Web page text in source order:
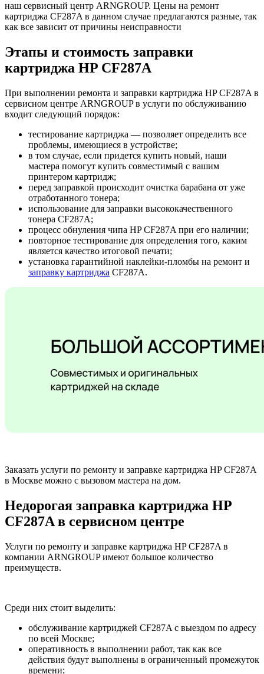
наш сервисный центр ARNGROUP. Цены на ремонт
картриджа CF287A в данном случае предлагаются разные, так
как все зависит от причины неисправности
Этапы и стоимость заправки
картриджа HP CF287A
При выполнении ремонта и заправки картриджа HP CF287A в
сервисном центре ARNGROUP в услуги по обслуживанию
входит следующий порядок:
тестирование картриджа — позволяет определить все
проблемы, имеющиеся в устройстве;
в том случае, если придется купить новый, наши
мастера помогут купить совместимый с вашим
принтером картридж;
перед заправкой происходит очистка барабана от уже
отработанного тонера;
использование для заправки высококачественного
тонера CF287A;
процесс обнуления чипа HP CF287A при его наличии;
повторное тестирование для определения того, каким
является качество итоговой печати;
установка гарантийной наклейки-пломбы на ремонт и
заправку картриджа CF287A.
Заказать услуги по ремонту и заправке картриджа HP CF287A
в Москве можно с вызовом мастера на дом.
Недорогая заправка картриджа HP
CF287A в сервисном центре
Услуги по ремонту и заправке картриджа HP CF287A в
компании ARNGROUP имеют большое количество
преимуществ.
Среди них стоит выделить:
обслуживание картриджей CF287A с выездом по адресу
по всей Москве;
оперативность в выполнении работ, так как все
действия будут выполнены в ограниченный промежуток
времени;